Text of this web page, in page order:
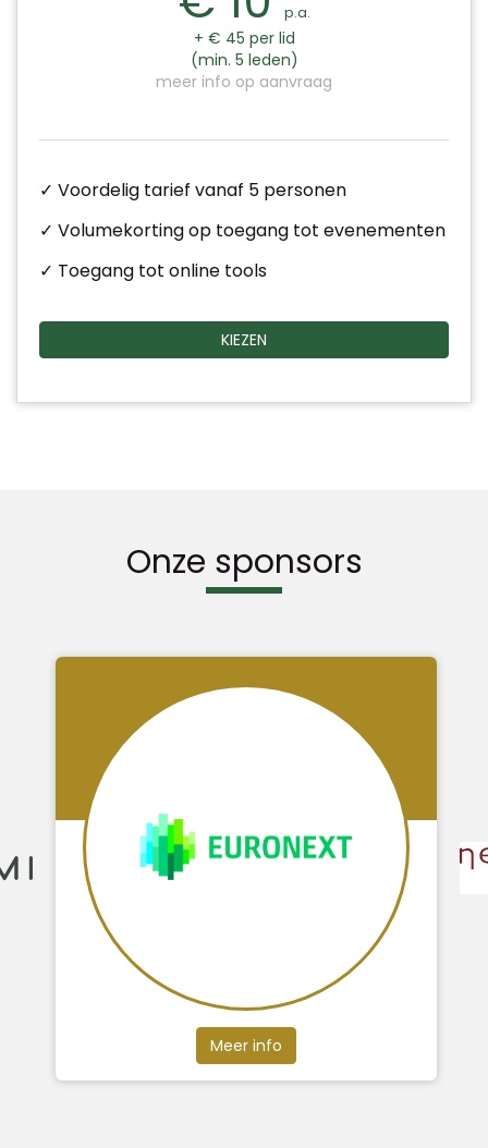
p.a.
+ € 45 per lid
(min. 5 leden)
meer info op aanvraag
✓ Voordelig tarief vanaf 5 personen
✓ Volumekorting op toegang tot evenementen
✓ Toegang tot online tools
KIEZEN
Onze sponsors
Meer info